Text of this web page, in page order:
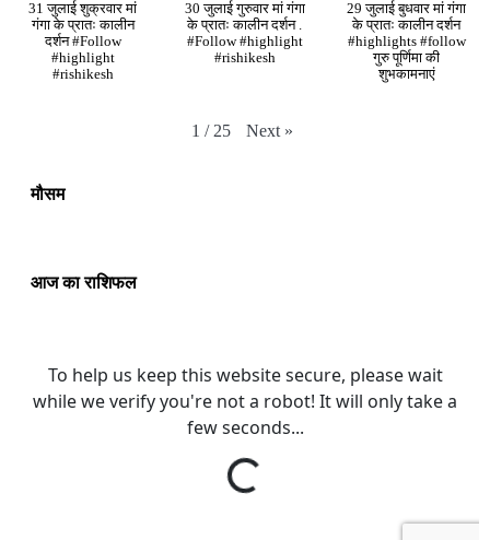
31 जुलाई शुक्रवार मां
गंगा के प्रातः कालीन
दर्शन #Follow
#highlight
#rishikesh
30 जुलाई गुरुवार मां गंगा
के प्रातः कालीन दर्शन .
#Follow #highlight
#rishikesh
29 जुलाई बुधवार मां गंगा
के प्रातः कालीन दर्शन
#highlights #follow
गुरु पूर्णिमा की
शुभकामनाएं
1 / 25 Next »
मौसम
आज का राशिफल